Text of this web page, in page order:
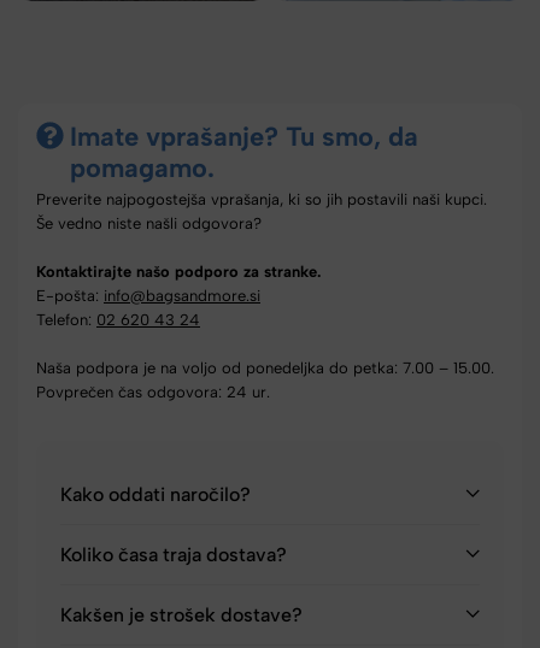
Imate vprašanje? Tu smo, da
pomagamo.
Preverite najpogostejša vprašanja, ki so jih postavili naši kupci.
Še vedno niste našli odgovora?
Kontaktirajte našo podporo za stranke.
E-pošta: info@bagsandmore.si
Telefon: 02 620 43 24
Naša podpora je na voljo od ponedeljka do petka: 7.00 – 15.00.
Povprečen čas odgovora: 24 ur.
Kako oddati naročilo?
Koliko časa traja dostava?
Kakšen je strošek dostave?